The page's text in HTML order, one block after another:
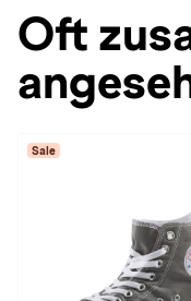
Oft
Sale